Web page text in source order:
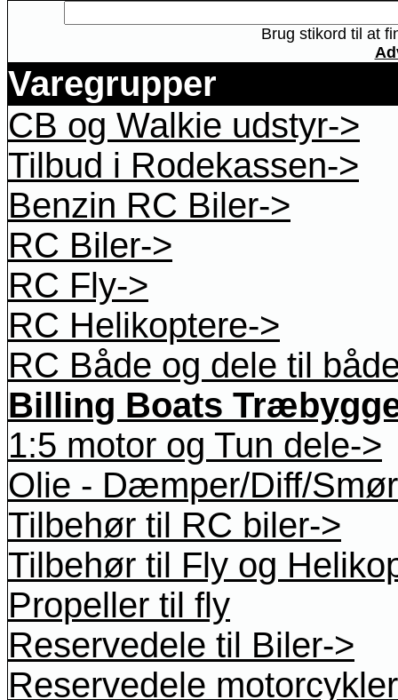
Brug stikord til at
Varegrupper
CB og Walkie udstyr->
Tilbud i Rodekassen->
Benzin RC Biler->
RC Biler->
RC Fly->
RC Helikoptere->
RC Både og dele til
Billing Boats
1:5 motor og Tun dele->
Olie - Dæmper/Diff/
Tilbehør til RC biler->
Tilbehør til Fly og
Propeller til fly
Reservedele til Biler->
Reservedele